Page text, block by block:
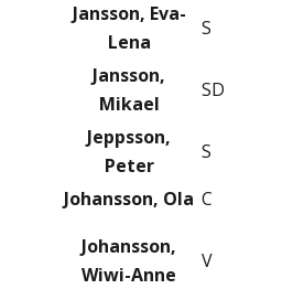
Jansson, Eva-
Lena
S
Jansson,
Mikael
SD
Jeppsson,
Peter
S
Johansson, Ola C
Johansson,
Wiwi-Anne
V